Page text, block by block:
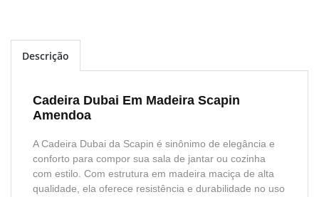
Descrição
Cadeira Dubai Em Madeira Scapin
Amendoa
A Cadeira Dubai da Scapin é sinônimo de elegância e
conforto para compor sua sala de jantar ou cozinha
com estilo. Com estrutura em madeira maciça de alta
qualidade, ela oferece resistência e durabilidade no uso